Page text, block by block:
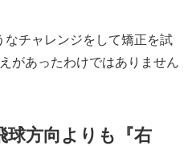
なチャレンジをして矯正を試
があったわけではありません
方向よりも『右